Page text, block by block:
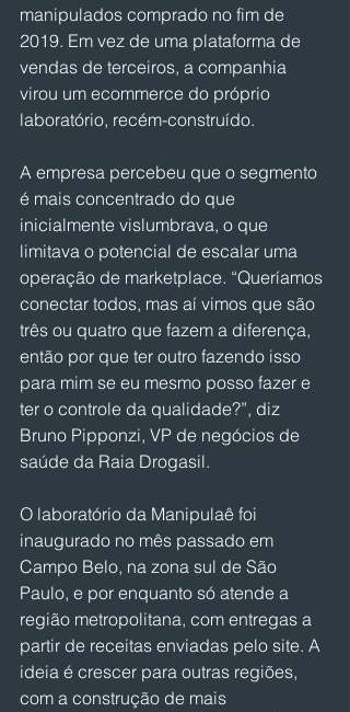
manipulados comprado no fim de
2019. Em vez de uma plataforma de
vendas de terceiros, a companhia
virou um ecommerce do próprio
laboratório, recém-construído.
A empresa percebeu que o segmento
é mais concentrado do que
inicialmente vislumbrava, o que
limitava o potencial de escalar uma
operação de marketplace. “Queríamos
conectar todos, mas aí vimos que são
três ou quatro que fazem a diferença,
então por que ter outro fazendo isso
para mim se eu mesmo posso fazer e
ter o controle da qualidade?”, diz
Bruno Pipponzi, VP de negócios de
saúde da Raia Drogasil.
O laboratório da Manipulaê foi
inaugurado no mês passado em
Campo Belo, na zona sul de São
Paulo, e por enquanto só atende a
região metropolitana, com entregas a
partir de receitas enviadas pelo site. A
ideia é crescer para outras regiões,
com a construção de mais